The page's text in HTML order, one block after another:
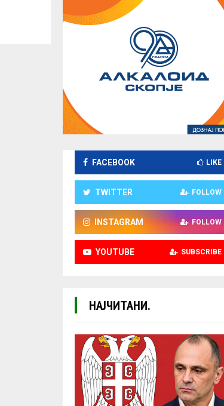
FACEBOOK LIKE
TWITTER FOLLOW
INSTAGRAM FOLLOW
YOUTUBE SUBSCRIBE
НАЈЧИТАНИ.